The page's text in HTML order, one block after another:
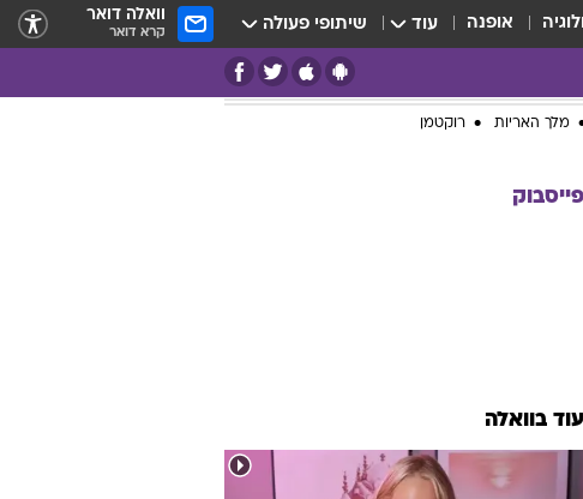
אופנה עוד שיתופי פעולה וואלה דואר
קרא דואר
מלך האריות רוקטמן
פייסבוק
עוד בוואלה